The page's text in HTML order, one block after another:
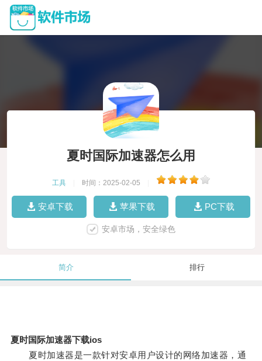
夏时国际加速器怎么用
工具 时间：2025-02-05
安卓下载 苹果下载 PC下载
安卓市场，安全绿色
简介 排行
夏时国际加速器下载ios
夏时加速器是一款针对安卓用户设计的网络加速器，通